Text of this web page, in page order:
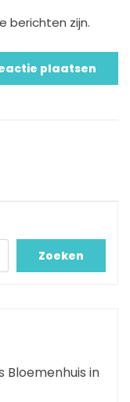
berichten zijn.
Zoeken
Bloemenhuis in